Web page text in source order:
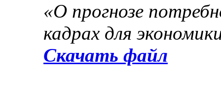
«О прогнозе
кадрах для
Скачать файл